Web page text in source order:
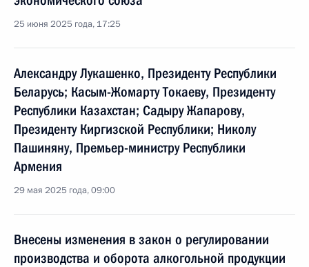
25 июня 2025 года, 17:25
Александру Лукашенко, Президенту Республики
Беларусь; Касым-Жомарту Токаеву, Президенту
Республики Казахстан; Садыру Жапарову,
Президенту Киргизской Республики; Николу
Пашиняну, Премьер-министру Республики
Армения
29 мая 2025 года, 09:00
Внесены изменения в закон о регулировании
производства и оборота алкогольной продукции